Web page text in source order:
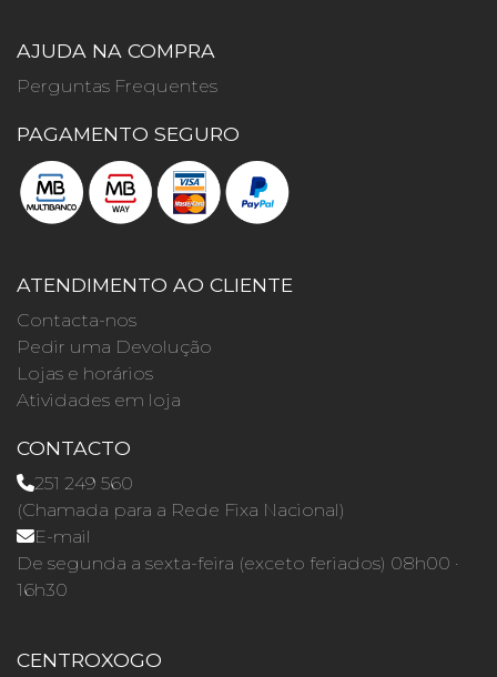
AJUDA NA COMPRA
Perguntas Frequentes
PAGAMENTO SEGURO
ATENDIMENTO AO CLIENTE
Contacta-nos
Pedir uma Devolução
Lojas e horários
Atividades em loja
CONTACTO
251 249 560
(Chamada para a Rede Fixa Nacional)
E-mail
De segunda a sexta-feira (exceto feriados) 08h00 ·
16h30
CENTROXOGO